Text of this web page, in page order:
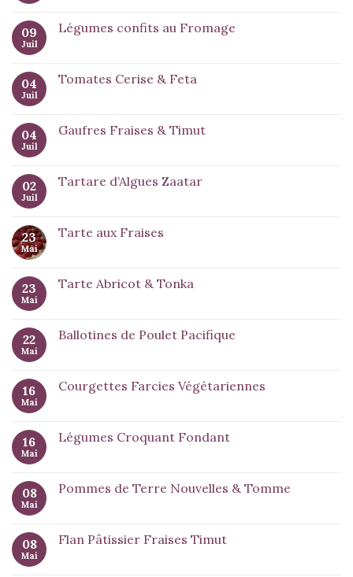
09
Juil
Légumes confits au Fromage
04
Juil
Tomates Cerise & Feta
04
Juil
Gaufres Fraises & Timut
02
Juil
Tartare d’Algues Zaatar
23
Mai
Tarte aux Fraises
23
Mai
Tarte Abricot & Tonka
22
Mai
Ballotines de Poulet Pacifique
16
Mai
Courgettes Farcies Végétariennes
16
Mai
Légumes Croquant Fondant
08
Mai
Pommes de Terre Nouvelles & Tomme
08
Mai
Flan Pâtissier Fraises Timut